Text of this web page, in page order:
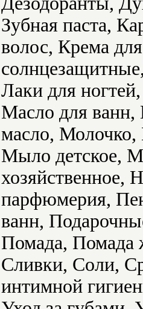
Зубная паста,
волос, Крема
Лаки для
Масло для ванн,
масло,
Мыло детское,
хозяйственное,
парфюмерия,
ванн,
Помада, Помада
Сливки, Соли,
интимной